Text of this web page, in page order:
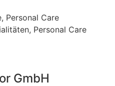
, Personal Care
, Personal Care
GmbH